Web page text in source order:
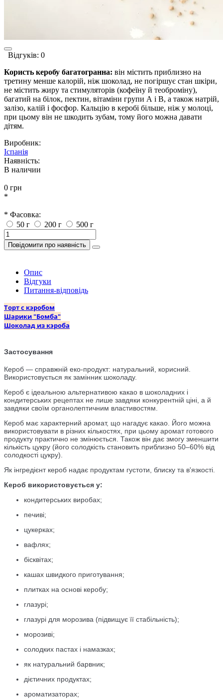
Відгуків: 0
Користь керобу багатогранна: він містить приблизно на
третину менше калорій, ніж шоколад, не погіршує стан шкіри,
не містить жиру та стимуляторів (кофеїну й теоброміну),
багатий на білок, пектин, вітаміни групи А і В, а також натрій,
залізо, калій і фосфор. Кальцію в керобі більше, ніж у молоці,
при цьому він не шкодить зубам, тому його можна давати
дітям.
Виробник:
Іспанія
Наявність:
В наличии
0 грн
*
* Фасовка:
50 г
200 г 500 г
Повідомити про наявність
Опис
Відгуки
Питання-відповідь
Торт с кэробом
Шарики "Бомба"
Шоколад из кэроба
Застосування
Кероб — справжній еко-продукт: натуральний, корисний.
Використовується як замінник шоколаду.
Кероб є ідеальною альтернативою какао в шоколадних і
кондитерських рецептах не лише завдяки конкурентній ціні, а й
завдяки своїм органолептичним властивостям.
Кероб має характерний аромат, що нагадує какао. Його можна
використовувати в різних кількостях, при цьому аромат готового
продукту практично не змінюється. Також він дає змогу зменшити
кількість цукру (його солодкість становить приблизно 50–60% від
солодкості цукру).
Як інгредієнт кероб надає продуктам густоти, блиску та в'язкості.
Кероб використовується у:
кондитерських виробах;
печиві;
цукерках;
вафлях;
бісквітах;
кашах швидкого приготування;
плитках на основі керобу;
глазурі;
глазурі для морозива (підвищує її стабільність);
морозиві;
солодких пастах і намазках;
як натуральний барвник;
дієтичних продуктах;
ароматизаторах;